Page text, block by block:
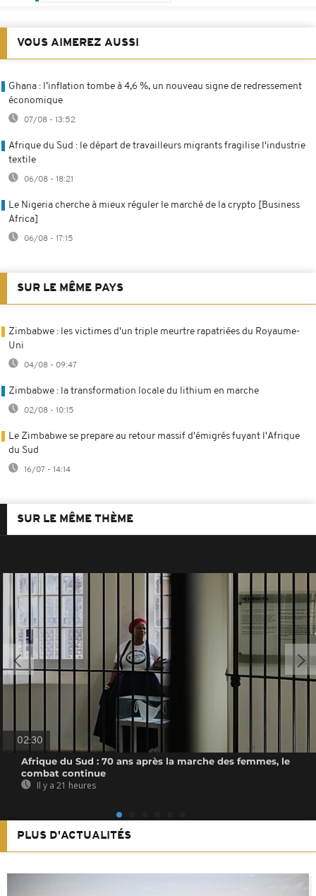
VOUS AIMEREZ AUSSI
Ghana : l’inflation tombe à 4,6 %, un nouveau signe de redressement
économique
07/08 - 13:52
Afrique du Sud : le départ de travailleurs migrants fragilise l'industrie
textile
06/08 - 18:21
Le Nigeria cherche à mieux réguler le marché de la crypto [Business
Africa]
06/08 - 17:15
SUR LE MÊME PAYS
Zimbabwe : les victimes d'un triple meurtre rapatriées du Royaume-
Uni
04/08 - 09:47
Zimbabwe : la transformation locale du lithium en marche
02/08 - 10:15
Le Zimbabwe se prepare au retour massif d'émigrés fuyant l'Afrique
du Sud
16/07 - 14:14
SUR LE MÊME THÈME
02:30
Afrique du Sud : 70 ans après la marche des femmes, le
combat continue
Il y a 21 heures
PLUS D'ACTUALITÉS